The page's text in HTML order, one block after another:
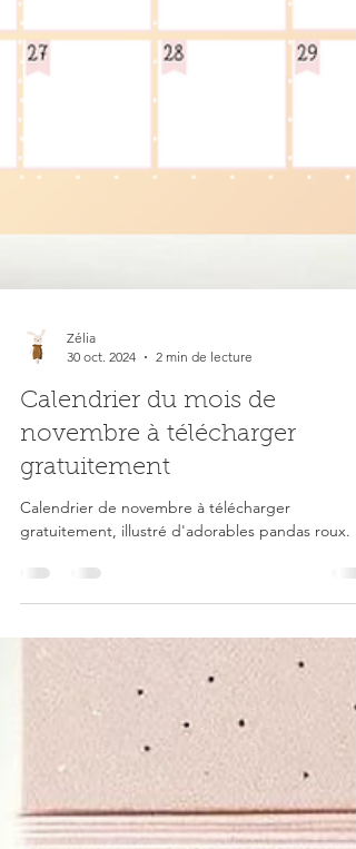
Zélia
30 oct. 2024
2 min de lecture
Calendrier du mois de
novembre à télécharger
gratuitement
gratuitement, illustré d'adorables pandas roux.